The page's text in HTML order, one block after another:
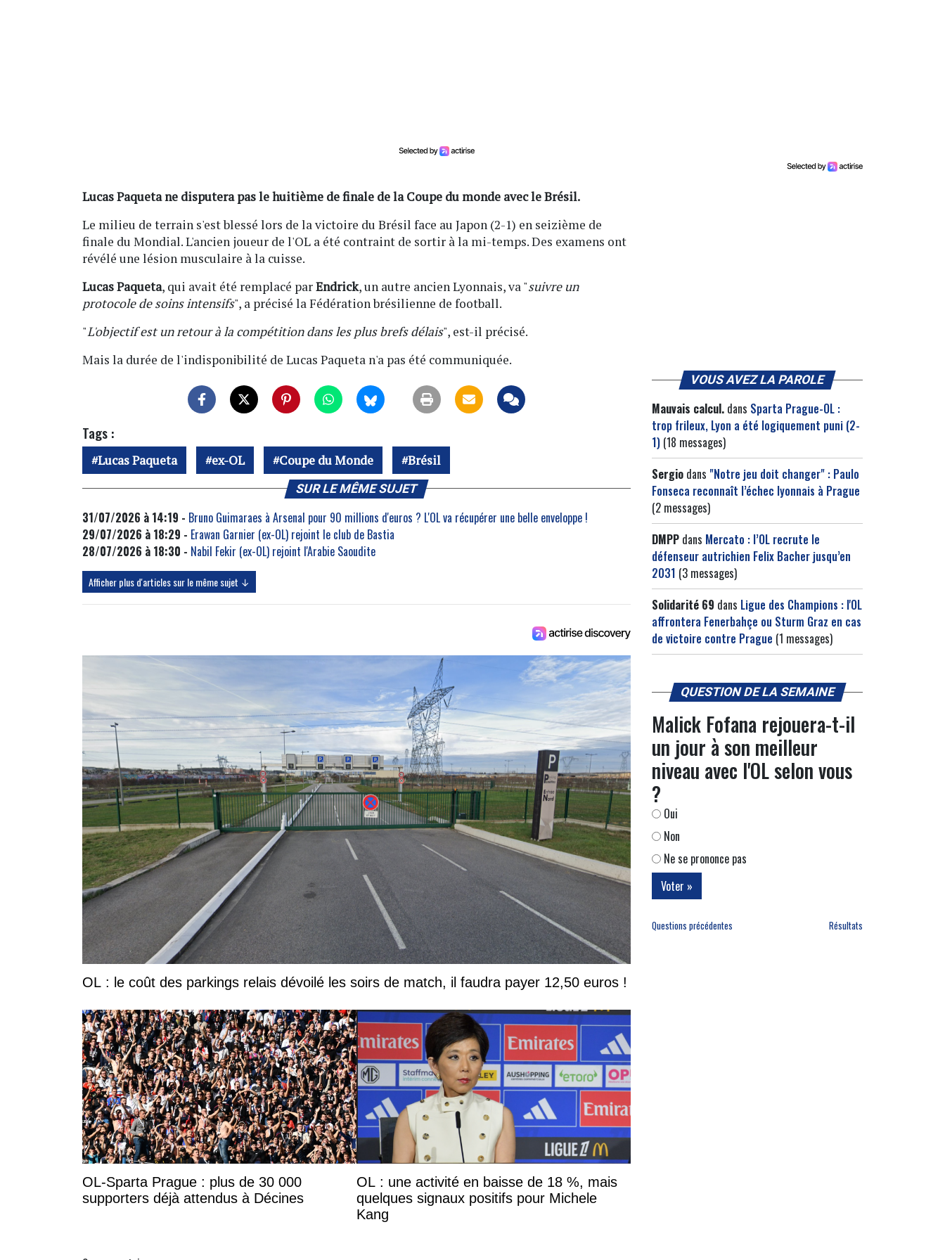
Lucas Paqueta ne disputera pas le huitième de finale de la Coupe du monde avec le Brésil.
Le milieu de terrain s'est blessé lors de la victoire du Brésil face au Japon (2-1) en seizième de
finale du Mondial. L'ancien joueur de l'OL a été contraint de sortir à la mi-temps. Des examens ont
révélé une lésion musculaire à la cuisse.
Lucas Paqueta, qui avait été remplacé parEndrick, un autre ancien Lyonnais, va "suivre un
protocole de soins intensifs", a précisé la Fédération brésilienne de football.
"L'objectif est un retour à la compétition dans les plus brefs délais", est-il précisé.
Mais la durée de l'indisponibilité de Lucas Paqueta n'a pas été communiquée.
Tags :
Lucas Paqueta ex-OL Coupe du Monde Brésil
SUR LE MÊME SUJET
31/07/2026 à 14:19 - Bruno Guimaraes à Arsenal pour 90 millions d'euros ? L'OL va récupérer une belle enveloppe !
29/07/2026 à 18:29 - Erawan Garnier (ex-OL) rejoint le club de Bastia
28/07/2026 à 18:30 - Nabil Fekir (ex-OL) rejoint l'Arabie Saoudite
Afficher plus d'articles sur le même sujet ↓
OL : le coût des parkings relais dévoilé les soirs de match, il faudra payer 12,50 euros !
OL-Sparta Prague : plus de 30 000
supporters déjà attendus à Décines
OL : une activité en baisse de 18 %, mais
quelques signaux positifs pour Michele
Kang
VOUS AVEZ LA PAROLE
Mauvais calcul. dans Sparta Prague-OL :
trop frileux, Lyon a été logiquement puni (2-
1) (18 messages)
Sergio dans "Notre jeu doit changer" : Paulo
Fonseca reconnaît l’échec lyonnais à Prague
(2 messages)
DMPP dans Mercato : l’OL recrute le
défenseur autrichien Felix Bacher jusqu’en
2031 (3 messages)
Solidarité 69 dans Ligue des Champions : l'OL
affrontera Fenerbahçe ou Sturm Graz en cas
de victoire contre Prague (1 messages)
QUESTION DE LA SEMAINE
Malick Fofana rejouera-t-il
un jour à son meilleur
niveau avec l'OL selon vous
?
Oui
Non
Ne se prononce pas
Questions précédentes Résultats